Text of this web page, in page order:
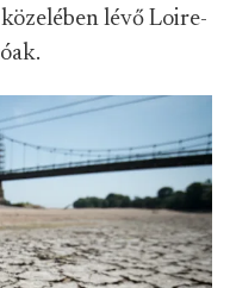
lévő Loire-